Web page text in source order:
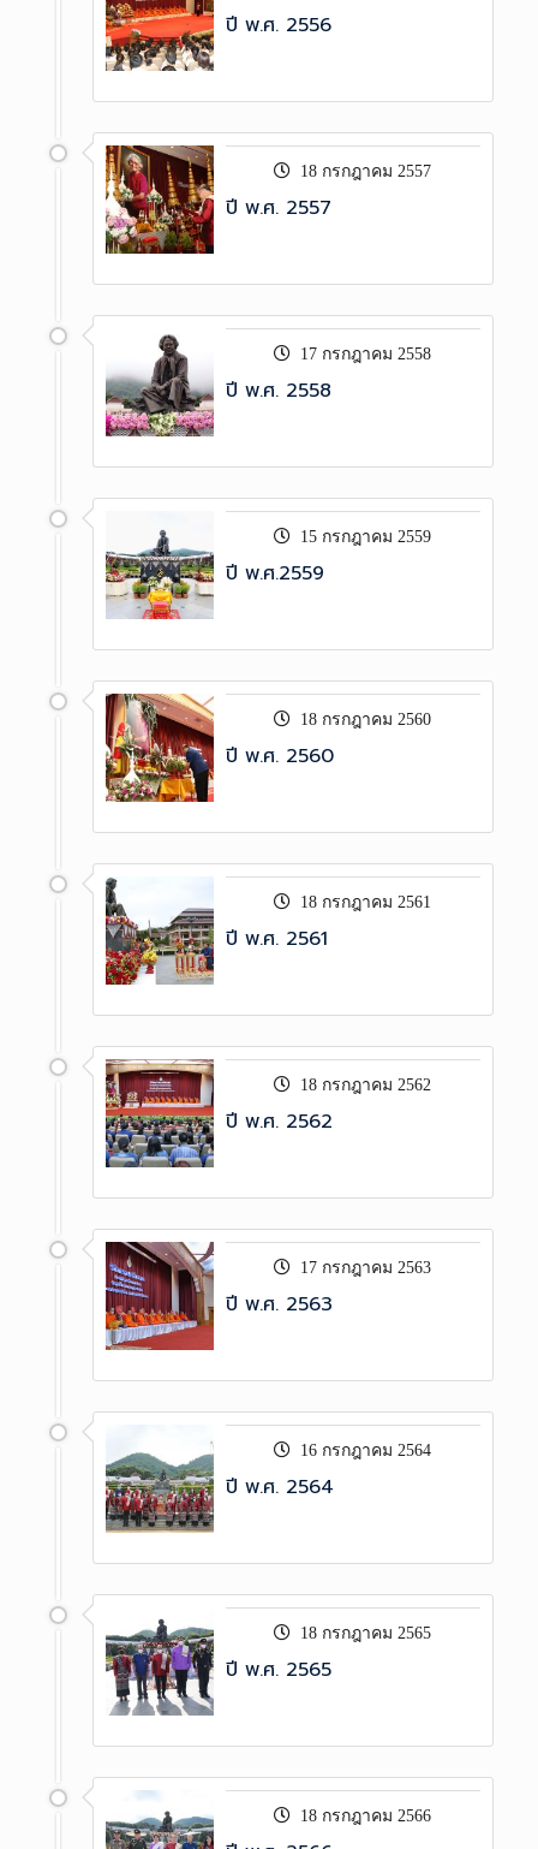
ปี พ.ศ. 2556
18 กรกฎาคม 2557
ปี พ.ศ. 2557
17 กรกฎาคม 2558
ปี พ.ศ. 2558
15 กรกฎาคม 2559
ปี พ.ศ.2559
18 กรกฎาคม 2560
ปี พ.ศ. 2560
18 กรกฎาคม 2561
ปี พ.ศ. 2561
18 กรกฎาคม 2562
ปี พ.ศ. 2562
17 กรกฎาคม 2563
ปี พ.ศ. 2563
16 กรกฎาคม 2564
ปี พ.ศ. 2564
18 กรกฎาคม 2565
ปี พ.ศ. 2565
18 กรกฎาคม 2566